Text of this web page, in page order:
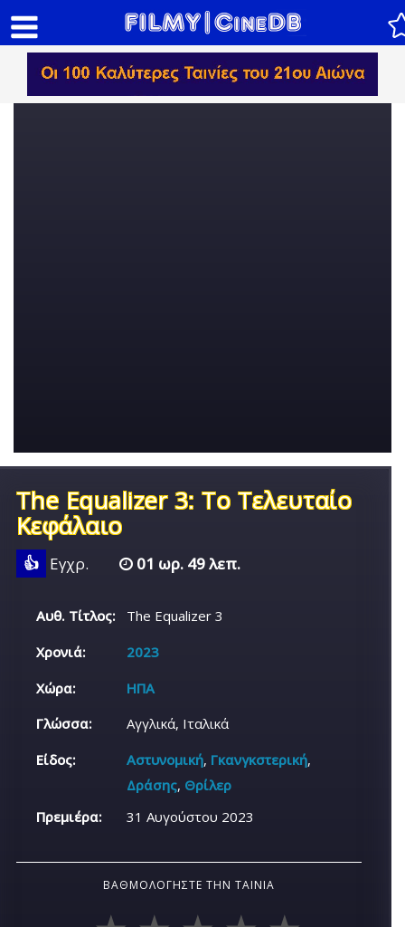
The Equalizer 3: Το Τελευταίο
Κεφάλαιο
👍 Εγχρ. 01 ωρ. 49 λεπ.
Αυθ. Τίτλος:
The Equalizer 3
Χρονιά:
2023
Χώρα:
ΗΠΑ
Γλώσσα:
Αγγλικά, Ιταλικά
Είδος:
Αστυνομική, Γκανγκστερική,
Δράσης, Θρίλερ
Πρεμιέρα:
31 Αυγούστου 2023
ΒΑΘΜΟΛΟΓΉΣΤΕ ΤΗΝ ΤΑΙΝΊΑ